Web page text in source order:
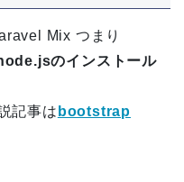
Mix つまり
のインストール
記事は bootstrap